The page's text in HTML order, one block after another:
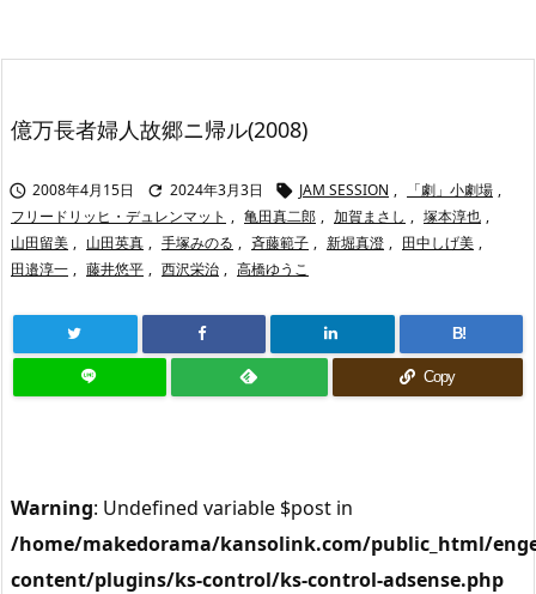
億万長者婦人故郷ニ帰ル(2008)
 2008年4月15日  2024年3月3日  JAM SESSION , 「劇」小劇場 ,
フリードリッヒ・デュレンマット , 亀田真二郎 , 加賀まさし , 塚本淳也 ,
山田留美 , 山田英真 , 手塚みのる , 斉藤範子 , 新堀真澄 , 田中しげ美 ,
田邉淳一 , 藤井悠平 , 西沢栄治 , 高橋ゆうこ
B!
Copy
Warning: Undefined variable $post in
/home/makedorama/kansolink.com/public_html/
content/plugins/ks-control/ks-control-adsense.php